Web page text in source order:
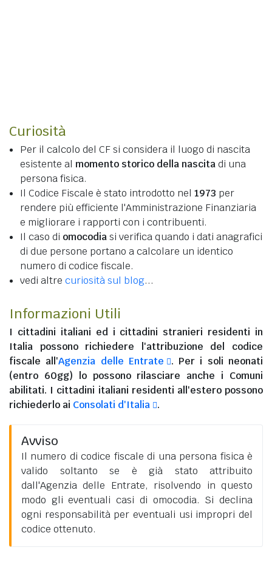
Curiosità
Per il calcolo del CF si considera il luogo di nascita
esistente al momento storico della nascitadi una
persona fisica.
Il Codice Fiscale è stato introdotto nel 1973 per
rendere più efficiente l'Amministrazione Finanziaria
e migliorare i rapporti con i contribuenti.
Il caso di omocodiasi verifica quando i dati anagrafici
di due persone portano a calcolare un identico
numero di codice fiscale.
vedi altre curiosità sul blog...
Informazioni Utili
I cittadini italiani ed i cittadini stranieri residenti in
Italia possono richiedere l'attribuzione del codice
fiscale all'Agenzia delle Entrate
. Per i soli neonati
(entro 60gg) lo possono rilasciare anche i Comuni
abilitati. I cittadini italiani residenti all'esteropossono
richiederlo ai Consolati d'Italia .
Avviso
Il numero di codice fiscale di una persona fisica è
valido soltanto se è già stato attribuito
dall'Agenzia delle Entrate, risolvendo in questo
modo gli eventuali casi di omocodia. Si declina
ogni responsabilità per eventuali usi impropri del
codice ottenuto.